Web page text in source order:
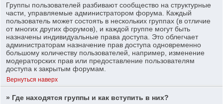
Группы пользователей разбивают сообщество на структурные
части, управляемые администратором форума. Каждый
пользователь может состоять в нескольких группах (в отличие
от многих других форумов), и каждой группе могут быть
назначены индивидуальные права доступа. Это облегчает
администраторам назначение прав доступа одновременно
большому количеству пользователей, например, изменение
модераторских прав или предоставление пользователям
доступа к закрытым форумам.
Вернуться наверх
» Где находятся группы и как вступить в них?